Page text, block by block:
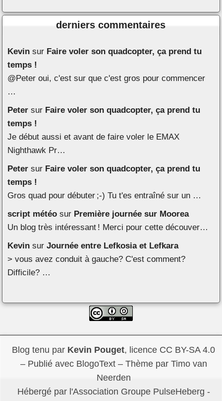
derniers commentaires
Kevin sur Faire voler son quadcopter, ça prend tu
temps !
@Peter oui, c'est sur que c'est gros pour commencer
…
Peter sur Faire voler son quadcopter, ça prend tu
temps !
Je début aussi et avant de faire voler le EMAX
Nighthawk Pr…
Peter sur Faire voler son quadcopter, ça prend tu
temps !
Gros quad pour débuter ;-) Tu t'es entraîné sur un …
script météo sur Première journée sur Moorea
Un blog très intéressant ! Merci pour cette découver…
Kevin surJournée entre Lefkosia et Lefkara
> vous avez conduit à gauche? C'est comment?
Difficile? …
Blog tenu par Kevin Pouget, licence CC BY-SA 4.0
– Publié avec BlogoText– Thème par Timo van
Neerden
Hébergé par l'Association Groupe PulseHeberg -